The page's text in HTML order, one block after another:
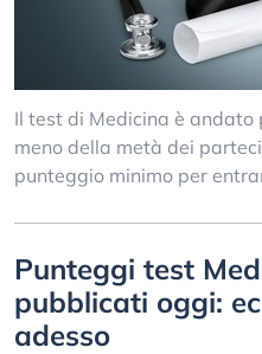
Il test di Medicina è andato
meno della metà dei
punteggio minimo per
Punteggi test
pubblicati oggi:
adesso